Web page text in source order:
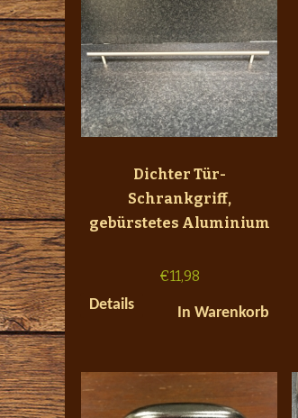
Dichter Tür-
Schrankgriff,
gebürstetes Aluminium
€11,98
Details
In Warenkorb